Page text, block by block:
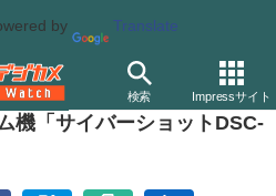
by Translate
検索 Impressサイト
ンズ一体型（コンパクト）カメラ ソ
機「サイバーショットDSC-